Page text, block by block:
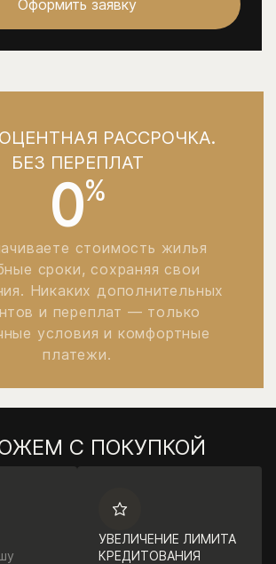
Оформить заявку
РАССРОЧКА.
БЕЗ ПЕРЕПЛАТ
0%
стоимость жилья
сроки, сохраняя свои
Никаких дополнительных
и переплат — только
условия и комфортные
платежи.
С ПОКУПКОЙ
УВЕЛИЧЕНИЕ ЛИМИТА
КРЕДИТОВАНИЯ